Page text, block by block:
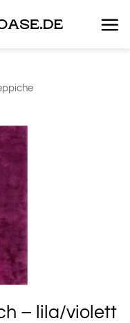
– lila/violett